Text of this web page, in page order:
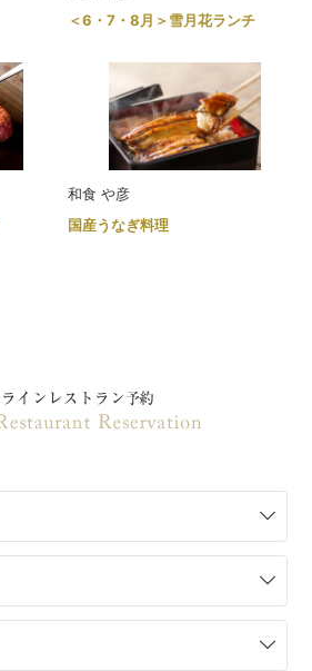
＜6・7・8月＞雪月花ランチ
和食 や彦
国産うなぎ料理